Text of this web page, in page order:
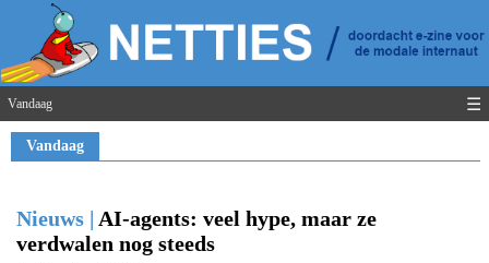
Vandaag ☰
Vandaag
Nieuws | AI-agents: veel hype, maar ze
verdwalen nog steeds